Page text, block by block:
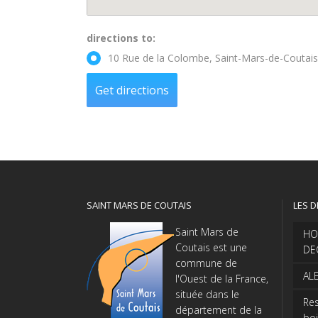
directions to:
10 Rue de la Colombe, Saint-Mars-de-
SAINT MARS DE COUTAIS
Saint Mars de
Coutais est une
commune de
l'Ouest de la France,
située dans le
département de la
LES